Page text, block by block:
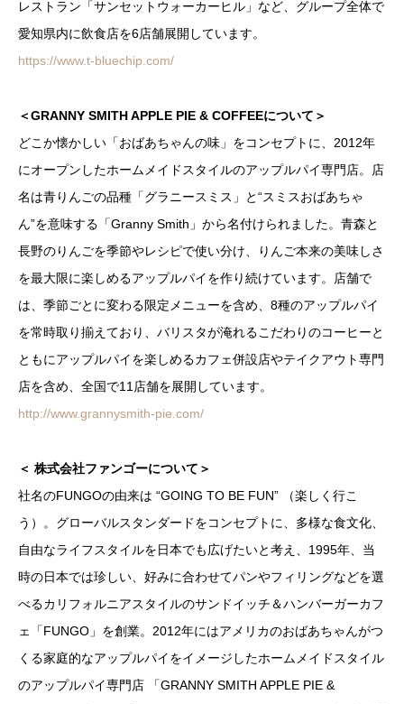
レストラン「サンセットウォーカーヒル」など、グループ全体で
愛知県内に飲食店を6店舗展開しています。
https://www.t-bluechip.com/
＜GRANNY SMITH APPLE PIE & COFFEEについて＞
どこか懐かしい「おばあちゃんの味」をコンセプトに、2012年
にオープンしたホームメイドスタイルのアップルパイ専門店。店
名は青りんごの品種「グラニースミス」と“スミスおばあちゃ
ん”を意味する「Granny Smith」から名付けられました。青森と
長野のりんごを季節やレシピで使い分け、りんご本来の美味しさ
を最大限に楽しめるアップルパイを作り続けています。店舗で
は、季節ごとに変わる限定メニューを含め、8種のアップルパイ
を常時取り揃えており、バリスタが淹れるこだわりのコーヒーと
ともにアップルパイを楽しめるカフェ併設店やテイクアウト専門
店を含め、全国で11店舗を展開しています。
http://www.grannysmith-pie.com/
＜ 株式会社ファンゴーについて＞
社名のFUNGOの由来は “GOING TO BE FUN” （楽しく行こ
う）。グローバルスタンダードをコンセプトに、多様な食文化、
自由なライフスタイルを日本でも広げたいと考え、1995年、当
時の日本では珍しい、好みに合わせてパンやフィリングなどを選
べるカリフォルニアスタイルのサンドイッチ＆ハンバーガーカフ
ェ「FUNGO」を創業。2012年にはアメリカのおばあちゃんがつ
くる家庭的なアップルパイをイメージしたホームメイドスタイル
のアップルパイ専門店 「GRANNY SMITH APPLE PIE &